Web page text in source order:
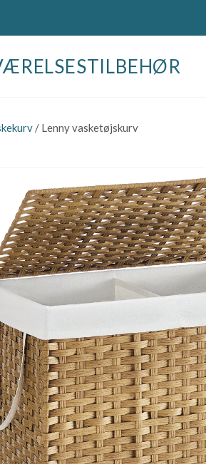
/ Lenny vasketøjskurv